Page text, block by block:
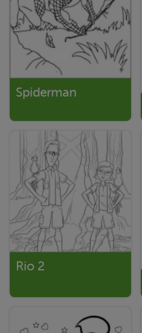
Spiderman
Rio 2